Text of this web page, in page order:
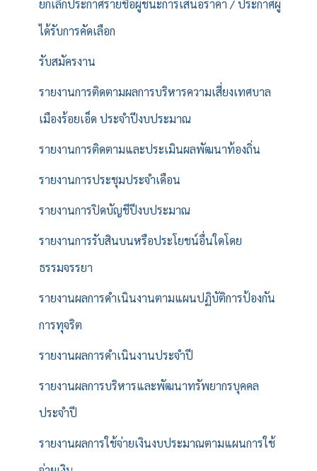
ยกเลิกประกาศรายชื่อผู้ชนะการเสนอราคา / ประกาศผู้
ได้รับการคัดเลือก
รับสมัครงาน
รายงานการติดตามผลการบริหารความเสี่ยงเทศบาล
เมืองร้อยเอ็ด ประจำปีงบประมาณ
รายงานการติดตามและประเมินผลพัฒนาท้องถิ่น
รายงานการประชุมประจำเดือน
รายงานการปิดบัญชีปีงบประมาณ
รายงานการรับสินบนหรือประโยชน์อื่นใดโดย
ธรรมจรรยา
รายงานผลการดำเนินงานตามแผนปฏิบัติการป้องกัน
การทุจริต
รายงานผลการดำเนินงานประจำปี
รายงานผลการบริหารและพัฒนาทรัพยากรบุคคล
ประจำปี
รายงานผลการใช้จ่ายเงินงบประมาณตามแผนการใช้